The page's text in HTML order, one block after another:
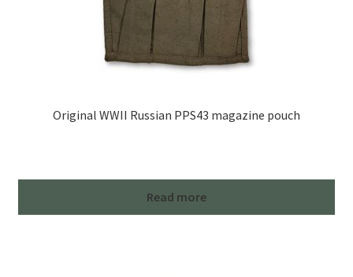
Original WWII Russian PPS43 magazine pouch
Read more